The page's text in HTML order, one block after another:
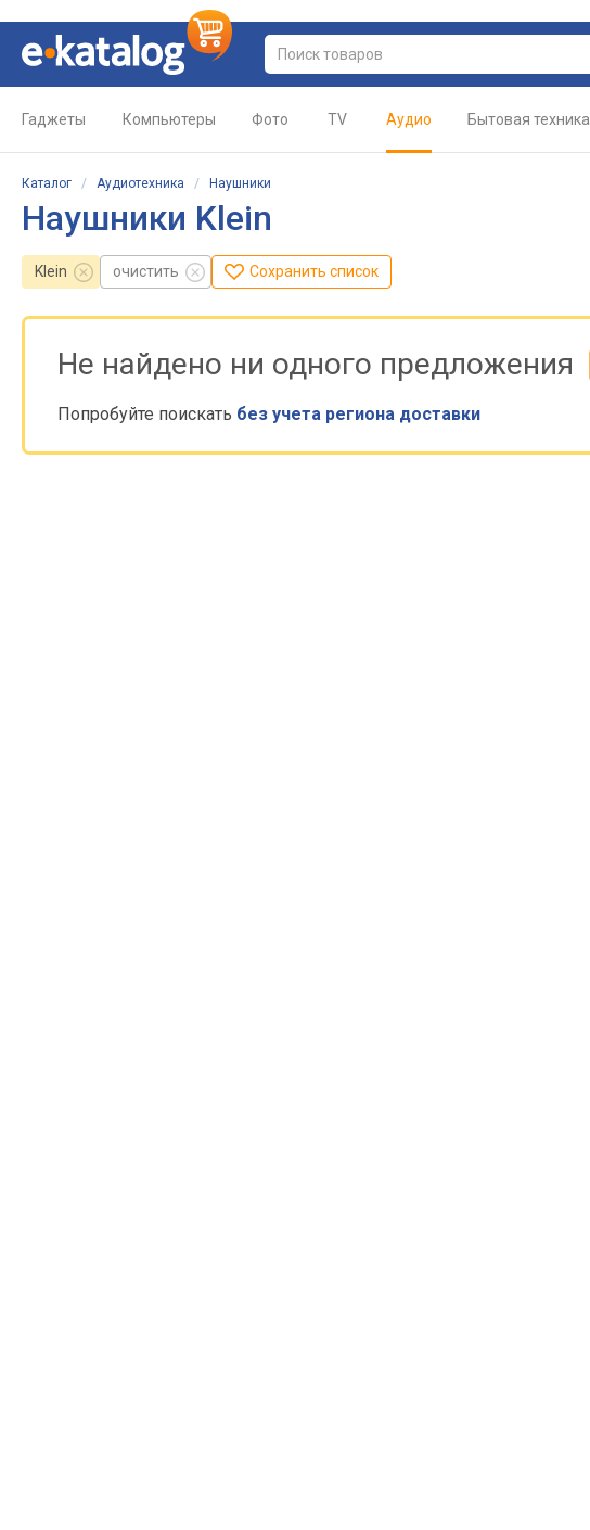
Гаджеты Компьютеры Фото TV Аудио Бытовая техника
Каталог / Аудиотехника / Наушники
Наушники Klein
Klein очистить Сохранить список
Не найдено ни одного предложения
Попробуйте поискать без учета региона доставки